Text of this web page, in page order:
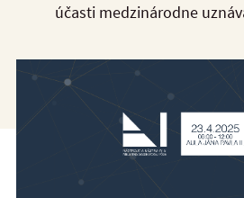
účasti medzinárodne